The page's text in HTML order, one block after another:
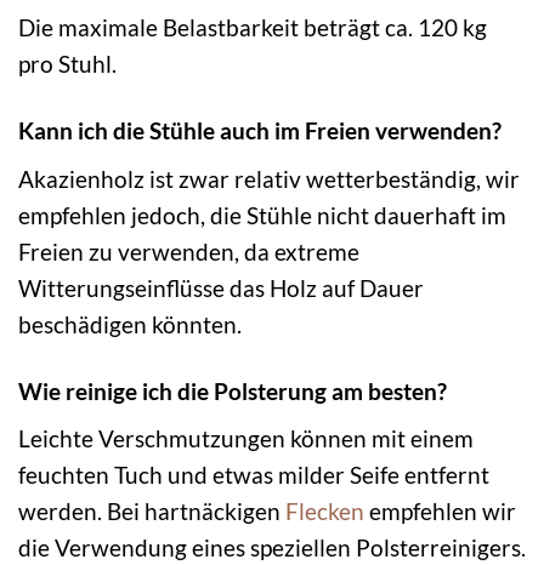
Die maximale Belastbarkeit beträgt ca. 120 kg
pro Stuhl.
Kann ich die Stühle auch im Freien verwenden?
Akazienholz ist zwar relativ wetterbeständig, wir
empfehlen jedoch, die Stühle nicht dauerhaft im
Freien zu verwenden, da extreme
Witterungseinflüsse das Holz auf Dauer
beschädigen könnten.
Wie reinige ich die Polsterung am besten?
Leichte Verschmutzungen können mit einem
feuchten Tuch und etwas milder Seife entfernt
werden. Bei hartnäckigen Flecken empfehlen wir
die Verwendung eines speziellen Polsterreinigers.